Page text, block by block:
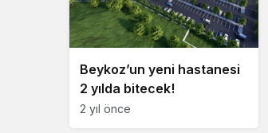
Beykoz’un yeni hastanesi
2 yılda bitecek!
2 yıl önce